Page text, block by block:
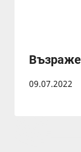
09.07.2022